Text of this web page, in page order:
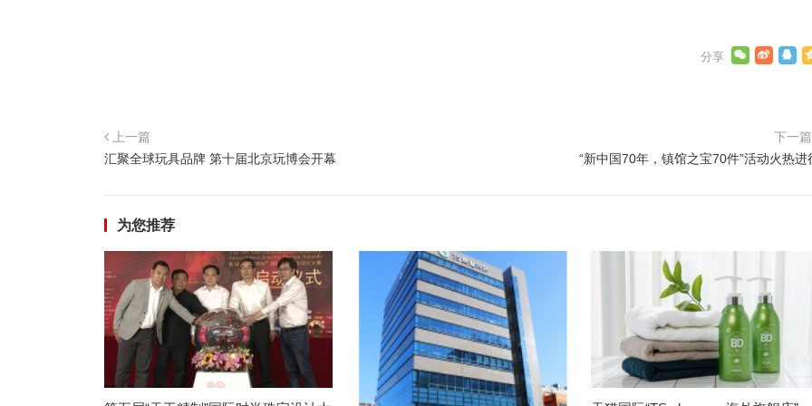
上一篇
汇聚全球玩具品牌 第十届北京玩博会开幕
下一
“新中国70年，镇馆之宝70件”活动火热进
为您推荐